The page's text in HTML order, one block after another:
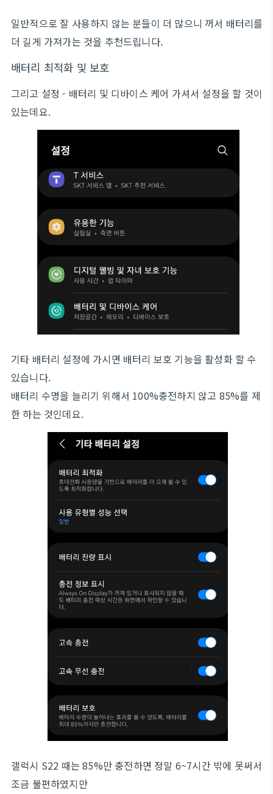
일반적으로 잘 사용하지 않는 분들이 더 많으니 꺼서 배터리를
더 길게 가져가는 것을 추천드립니다.
배터리 최적화 및 보호
그리고 설정 - 배터리 및 디바이스 케어 가셔서 설정을 할 것이
있는데요.
기타 배터리 설정에 가시면 배터리 보호 기능을 활성화 할 수
있습니다.
배터리 수명을 늘리기 위해서 100%충전하지 않고 85%를 제
한 하는 것인데요.
갤럭시 S22 때는 85%만 충전하면 정말 6~7시간 밖에 못써서
조금 불편하였지만